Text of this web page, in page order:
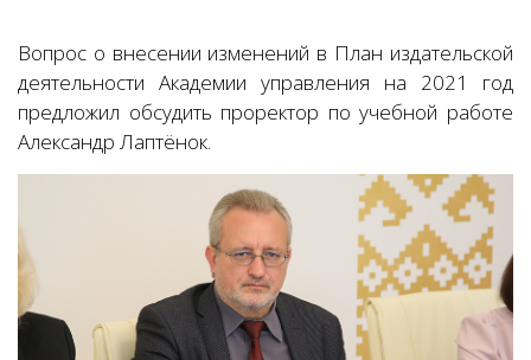
Вопрос о внесении изменений в План издательской
деятельности Академии управления на 2021 год
предложил обсудить проректор по учебной работе
Александр Лаптёнок.